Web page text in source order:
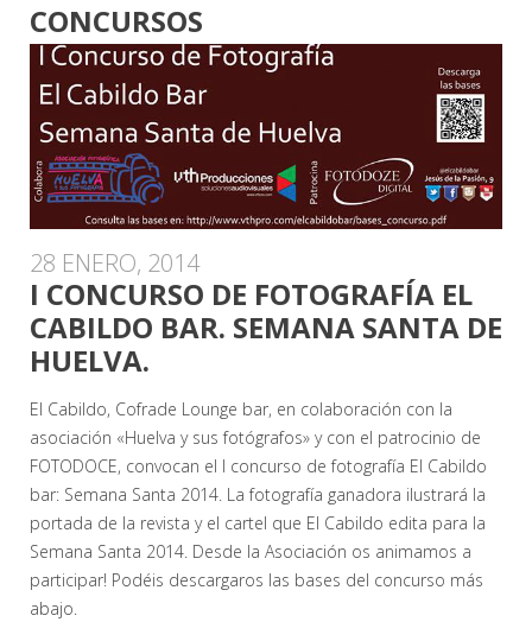
CONCURSOS
28 ENERO, 2014
I CONCURSO DE FOTOGRAFÍA EL
CABILDO BAR. SEMANA SANTA DE
HUELVA.
El Cabildo, Cofrade Lounge bar, en colaboración con la
asociación «Huelva y sus fotógrafos» y con el patrocinio de
FOTODOCE, convocan el I concurso de fotografía El Cabildo
bar: Semana Santa 2014. La fotografía ganadora ilustrará la
portada de la revista y el cartel que El Cabildo edita para la
Semana Santa 2014. Desde la Asociación os animamos a
participar! Podéis descargaros las bases del concurso más
abajo.